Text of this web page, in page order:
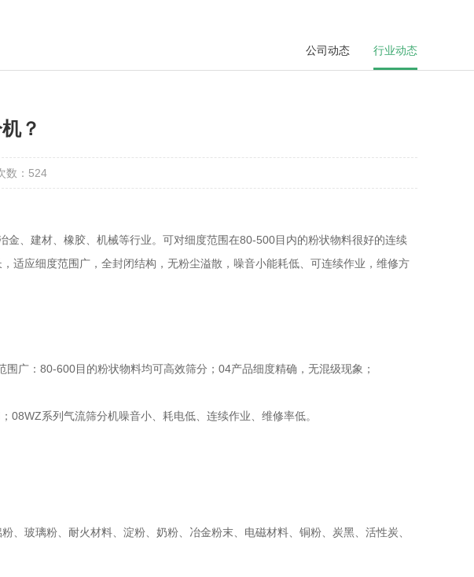
公司动态 行业动态
？
数：524
、建材、橡胶、机械等行业。可对细度范围在80-500目内的粉状物料很好的连续
适应细度范围广，全封闭结构，无粉尘溢散，噪音小能耗低、可连续作业，维修方
广：80-600目的粉状物料均可高效筛分；04产品细度精确，无混级现象；
系列气流筛分机噪音小、耗电低、连续作业、维修率低。
玻璃粉、耐火材料、淀粉、奶粉、冶金粉末、电磁材料、铜粉、炭黑、活性炭、